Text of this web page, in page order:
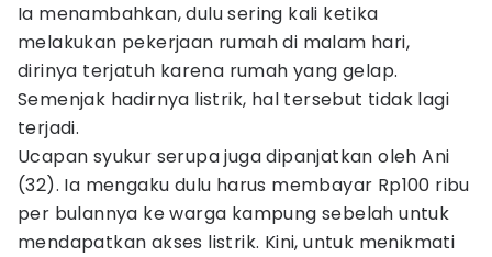
Ia menambahkan, dulu sering kali ketika
melakukan pekerjaan rumah di malam hari,
dirinya terjatuh karena rumah yang gelap.
Semenjak hadirnya listrik, hal tersebut tidak lagi
terjadi.
Ucapan syukur serupa juga dipanjatkan oleh Ani
(32). Ia mengaku dulu harus membayar Rp100 ribu
per bulannya ke warga kampung sebelah untuk
mendapatkan akses listrik. Kini, untuk menikmati